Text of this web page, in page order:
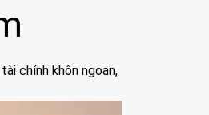
chính khôn ngoan,